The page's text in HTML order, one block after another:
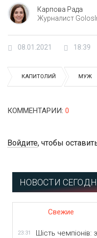
Карпова Рада
Журналист
08.01.2021 18:39
КАПИТОЛИЙ МУЖ
КОММЕНТАРИИ: 0
Войдите, чтобы
НОВОСТИ
Свежие
23:31
Шість чемпіонів: